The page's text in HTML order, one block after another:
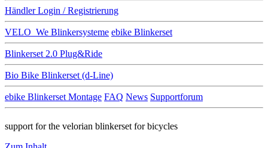
Händler Login / Registrierung
VELO_We Blinkersysteme ebike Blinkerset
Blinkerset 2.0 Plug&Ride
Bio Bike Blinkerset (d-Line)
ebike Blinkerset Montage FAQ News Supportforum
support for the velorian blinkerset for bicycles